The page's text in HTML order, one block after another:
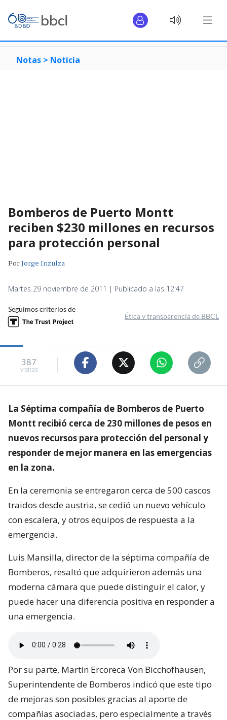
Notas > Noticia
Bomberos de Puerto Montt
reciben $230 millones en recursos
para protección personal
PorJorge Inzulza
Martes 29 noviembre de 2011 | Publicado a las 12:47
Seguimos criterios de
Ética y transparencia de BBCL
387
visitas
La Séptima compañía de Bomberos de Puerto
Montt recibió cerca de 230 millones de pesos en
nuevos recursos para protección del personal y
responder de mejor manera en las emergencias
en la zona.
En la ceremonia se entregaron cerca de 500 cascos
traidos desde austria, se cedió un nuevo vehículo
con escalera, y otros equipos de respuesta a la
emergencia.
Luis Mansilla, director de la séptima compañía de
Bomberos, resaltó que adquirieron además una
moderna cámara que puede distinguir el calor, y
puede hacer una diferencia positiva en responder a
una emergencia.
Por su parte, Martín Ercoreca Von Bicchofhausen,
Superintendente de Bomberos indicó que este tipo
de mejoras son posibles gracias al aporte de
compañías asociadas, pero especialmente a través